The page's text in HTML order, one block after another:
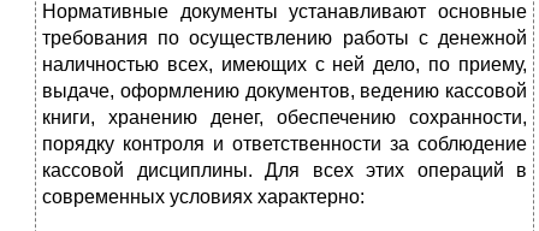
Нормативные документы устанавливают основные
требования по осуществлению работы с денежной
наличностью всех, имеющих с ней дело, по приему,
выдаче, оформлению документов, ведению кассовой
книги, хранению денег, обеспечению сохранности,
порядку контроля и ответственности за соблюдение
кассовой дисциплины. Для всех этих операций в
современных условиях характерно: